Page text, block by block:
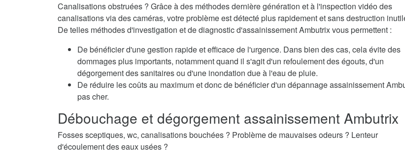
Canalisations obstruées ? Grâce à des méthodes dernière génération et à l'inspection vidéo des
canalisations via des caméras, votre problème est détecté plus rapidement et sans destruction
De telles méthodes d'investigation et de diagnostic d'assainissement Ambutrix vous permettent :
De bénéficier d'une gestion rapide et efficace de l'urgence. Dans bien des cas, cela évite des
dommages plus importants, notamment quand il s'agit d'un refoulement des égouts, d'un
dégorgement des sanitaires ou d'une inondation due à l'eau de pluie.
De réduire les coûts au maximum et donc de bénéficier d'un dépannage assainissement
pas cher.
Débouchage et dégorgement assainissement Ambutrix
Fosses sceptiques, wc, canalisations bouchées ? Problème de mauvaises odeurs ? Lenteur
d'écoulement des eaux usées ?